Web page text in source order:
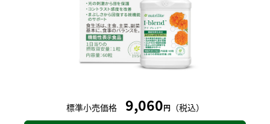
標準小売価格 9,060円 （税込）